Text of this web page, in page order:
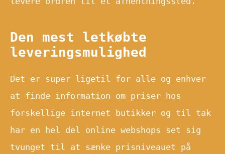
Den mest letkøbte
leveringsmulighed
Det er super ligetil for alle og enhver
at finde information om priser hos
forskellige internet butikker og til tak
har en hel del online webshops set sig
tvunget til at sænke prisniveauet på